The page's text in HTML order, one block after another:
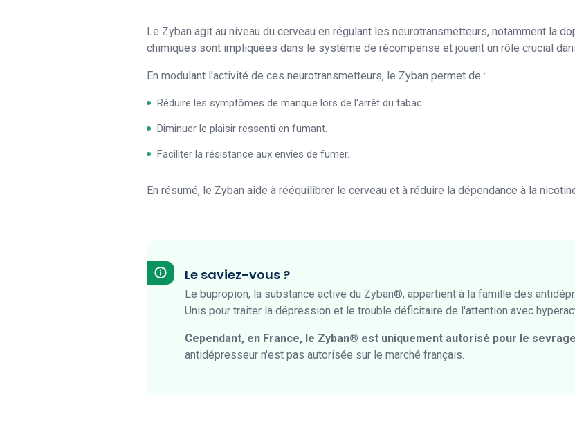
Le Zyban agit au niveau du cerveau en régulant les neurotransmetteurs, notamment la
chimiques sont impliquées dans le système de récompense et jouent un rôle crucial
En modulant l'activité de ces neurotransmetteurs, le Zyban permet de :
Réduire les symptômes de manque lors de l'arrêt du tabac.
Diminuer le plaisir ressenti en fumant.
Faciliter la résistance aux envies de fumer.
En résumé, le Zyban aide à rééquilibrer le cerveau et à réduire la dépendance à la
Le saviez-vous ?
Le bupropion, la substance active du Zyban®, appartient à la famille des
Unis pour traiter la dépression et le trouble déficitaire de l'attention avec
Cependant, en France, le Zyban® est uniquement autorisé pour le
antidépresseur n'est pas autorisée sur le marché français.